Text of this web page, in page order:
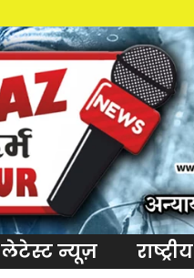
लेटेस्ट न्यूज़ राष्ट्रीय